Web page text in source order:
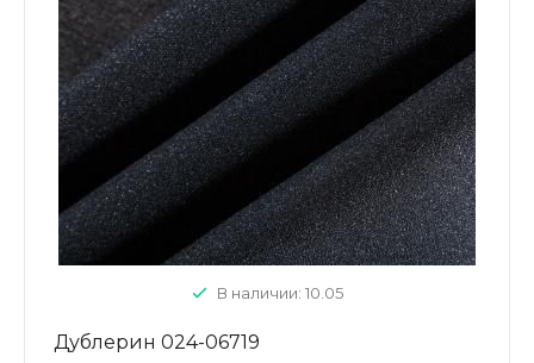
В наличии: 10.05
Дублерин 024-06719